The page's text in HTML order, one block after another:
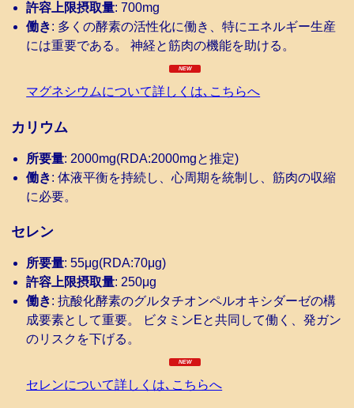
許容上限摂取量: 700mg
働き: 多くの酵素の活性化に働き、特にエネルギー生産
には重要である。 神経と筋肉の機能を助ける。
マグネシウムについて詳しくは､こちらへ
カリウム
所要量: 2000mg(RDA:2000mgと推定)
働き: 体液平衡を持続し、心周期を統制し、筋肉の収縮
に必要。
セレン
所要量: 55μg(RDA:70μg)
許容上限摂取量: 250μg
働き: 抗酸化酵素のグルタチオンペルオキシダーゼの構
成要素として重要。 ビタミンEと共同して働く、発ガン
のリスクを下げる。
セレンについて詳しくは､こちらへ